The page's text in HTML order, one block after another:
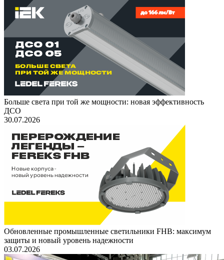
Больше света при той же мощности: новая эффективность
ДСО
30.07.2026
Обновленные промышленные светильники FHB: максимум
защиты и новый уровень надежности
03.07.2026